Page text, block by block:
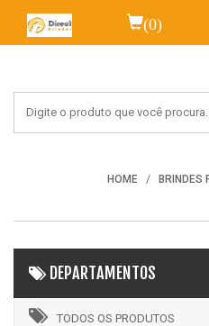
(0)
HOME BRINDES
DEPARTAMENTOS
TODOS OS PRODUTOS